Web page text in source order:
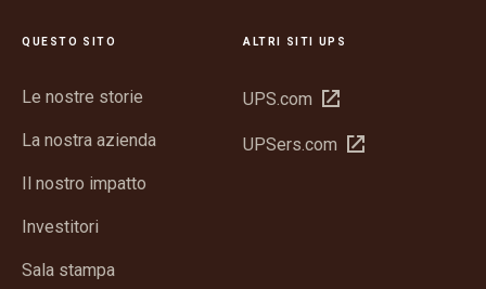
QUESTO SITO
Le nostre storie
La nostra azienda
Il nostro impatto
Investitori
Sala stampa
ALTRI SITI UPS
UPS.com Apri
una
UPSers.com Apri